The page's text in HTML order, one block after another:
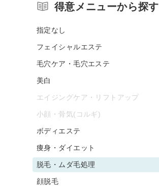
得意メニューから探す
指定なし
フェイシャルエステ
毛穴ケア・毛穴エステ
美白
エイジングケア・リフトアップ
小顔・骨気(コルギ)
ボディエステ
痩身・ダイエット
脱毛・ムダ毛処理
顔脱毛